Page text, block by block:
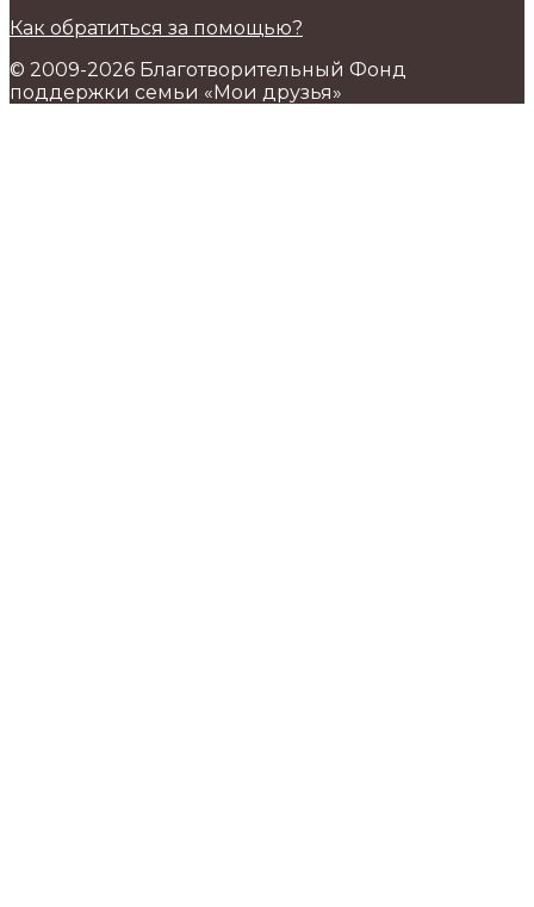
Как обратиться за помощью?
© 2009-2026 Благотворительный Фонд
поддержки семьи «Мои друзья»